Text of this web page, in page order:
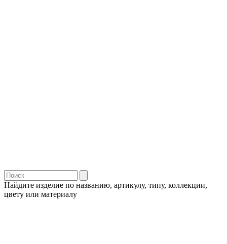
Найдите изделие по названию, артикулу, типу, коллекции,
цвету или материалу